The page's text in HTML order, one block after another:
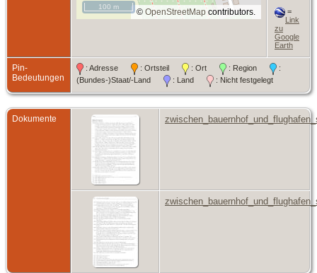
© OpenStreetMap contributors.
100 m
=
Link
zu
Google
Earth
Pin-
Bedeutungen
: Adresse : Ortsteil : Ort : Region
:
(Bundes-)Staat/-Land
: Land : Nicht festgelegt
Dokumente